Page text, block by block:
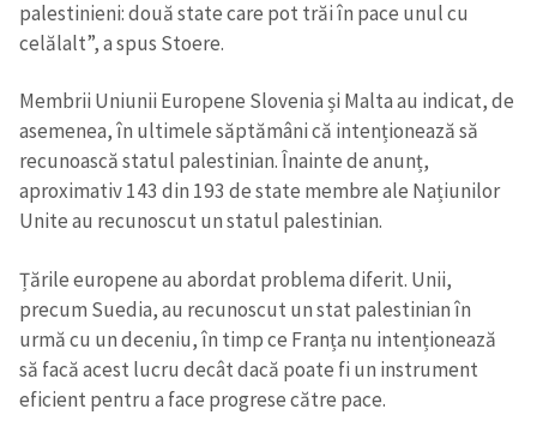
palestinieni: două state care pot trăi în pace unul cu
celălalt”, a spus Stoere.
Membrii Uniunii Europene Slovenia și Malta au indicat, de
asemenea, în ultimele săptămâni că intenționează să
recunoască statul palestinian. Înainte de anunț,
aproximativ 143 din 193 de state membre ale Națiunilor
Unite au recunoscut un statul palestinian.
Țările europene au abordat problema diferit. Unii,
precum Suedia, au recunoscut un stat palestinian în
urmă cu un deceniu, în timp ce Franța nu intenționează
să facă acest lucru decât dacă poate fi un instrument
eficient pentru a face progrese către pace.